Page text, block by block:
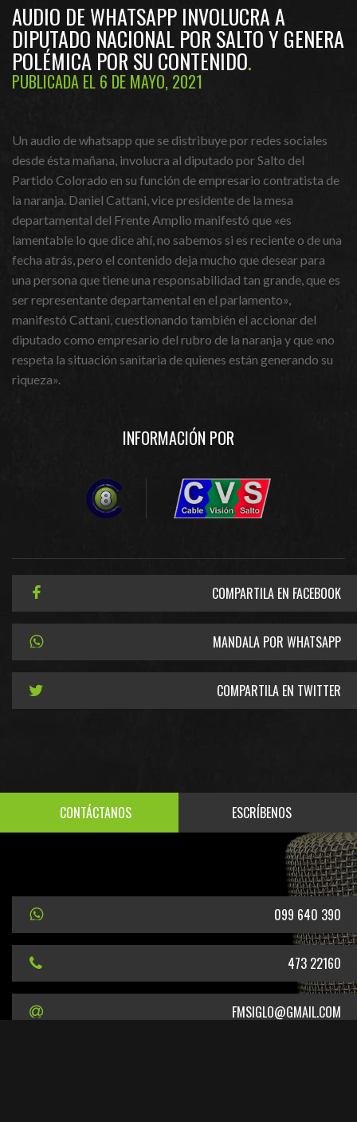
AUDIO DE WHATSAPP INVOLUCRA A
DIPUTADO NACIONAL POR SALTO Y GENERA
POLÉMICA POR SU CONTENIDO
PUBLICADA EL 6 DE MAYO, 2021
Un audio de whatsapp que se distribuye por redes sociales
desde ésta mañana, involucra al diputado por Salto del
Partido Colorado en su función de empresario contratista de
la naranja. Daniel Cattani, vice presidente de la mesa
departamental del Frente Amplio manifestó que «es
lamentable lo que dice ahí, no sabemos si es reciente o de una
fecha atrás, pero el contenido deja mucho que desear para
una persona que tiene una responsabilidad tan grande, que es
ser representante departamental en el parlamento»,
manifestó Cattani, cuestionando también el accionar del
diputado como empresario del rubro de la naranja y que «no
respeta la situación sanitaria de quienes están generando su
riqueza».
INFORMACIÓN POR
COMPARTILA EN FACEBOOK
MANDALA POR WHATSAPP
COMPARTILA EN TWITTER
CONTÁCTANOS ESCRÍBENOS
099 640 390
473 22160
FMSIGLO@GMAIL.COM